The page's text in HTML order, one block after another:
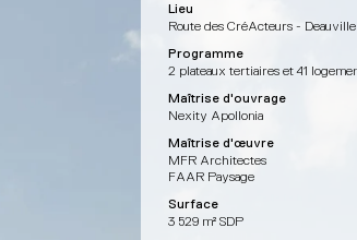
Lieu
Route des CréActeurs - Deauville
Programme
2 plateaux tertiaires et 41
Maîtrise d'ouvrage
Nexity Apollonia
Maîtrise d'œuvre
MFR Architectes
FAAR Paysage
Surface
3 529 m² SDP